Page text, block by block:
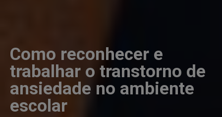
Como reconhecer e
trabalhar o transtorno de
ansiedade no ambiente
escolar